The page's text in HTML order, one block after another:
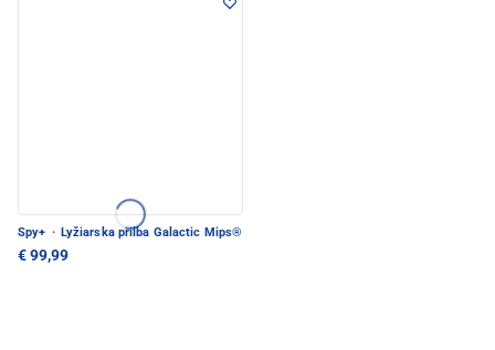
Spy+ · Lyžiarska prilba Galactic Mips®
€ 99,99